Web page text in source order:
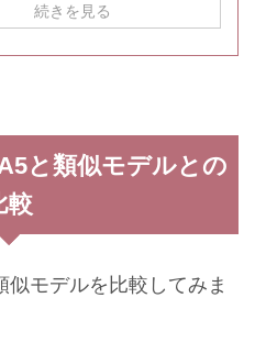
続きを見る
と類似モデルとの
較
モデルを比較してみま